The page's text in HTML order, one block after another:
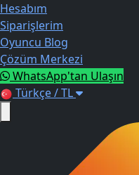
Hesabım
Siparişlerim
Oyuncu Blog
Çözüm Merkezi
WhatsApp'tan Ulaşın
Türkçe / TL